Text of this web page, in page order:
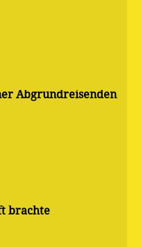
Abgrundreisenden
brachte